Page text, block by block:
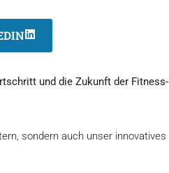
und die Zukunft der Fitness-
sondern auch unser innovatives